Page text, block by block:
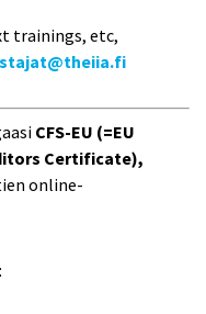
trainings, etc,
CFS-EU (=EU
Certificate),
online-